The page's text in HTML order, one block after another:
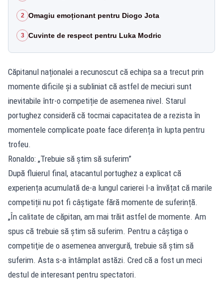
2 Omagiu emoționant pentru Diogo Jota
3 Cuvinte de respect pentru Luka Modric
Căpitanul naționalei a recunoscut că echipa sa a trecut prin
momente dificile și a subliniat că astfel de meciuri sunt
inevitabile într-o competiție de asemenea nivel. Starul
portughez consideră că tocmai capacitatea de a rezista în
momentele complicate poate face diferența în lupta pentru
trofeu.
Ronaldo: „Trebuie să știm să suferim”
După fluierul final, atacantul portughez a explicat că
experiența acumulată de-a lungul carierei l-a învățat că marile
competiții nu pot fi câștigate fără momente de suferință.
„În calitate de căpitan, am mai trăit astfel de momente. Am
spus că trebuie să ştim să suferim. Pentru a câştiga o
competiţie de o asemenea anvergură, trebuie să ştim să
suferim. Asta s-a întâmplat astăzi. Cred că a fost un meci
destul de interesant pentru spectatori.